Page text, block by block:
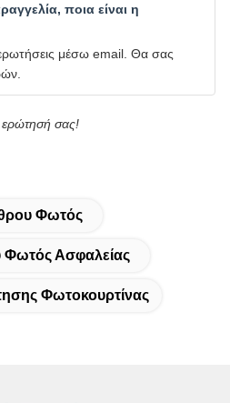
ποια είναι η
μέσω email. Θα σας
ερώτησή σας!
Φωτός
Ασφαλείας
Φωτοκουρτίνας